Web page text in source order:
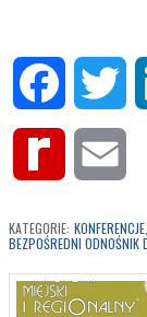
Facebook
Rediff
KATEGORIE: KONFERENCJE,
BEZPOŚREDNI ODNOŚNIK